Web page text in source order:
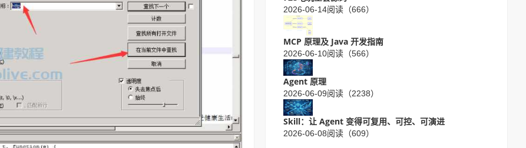
2026-06-14阅读（666）
MCP 原理及 Java 开发指南
2026-06-10阅读（566）
Agent 原理
2026-06-09阅读（2238）
Skill：让 Agent 变得可复用、可控、可演进
2026-06-08阅读（609）